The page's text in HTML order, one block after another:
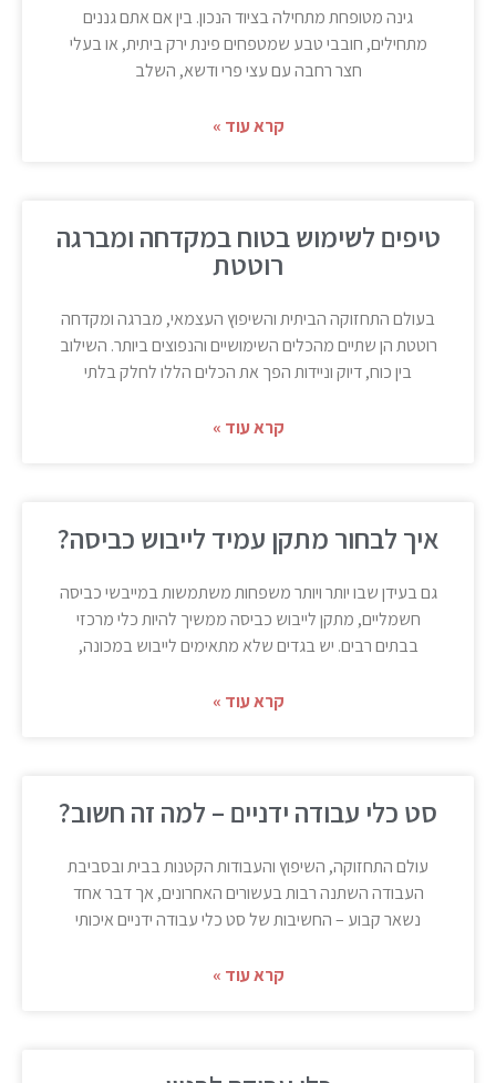
גינה מטופחת מתחילה בציוד הנכון. בין אם אתם גננים
מתחילים, חובבי טבע שמטפחים פינת ירק ביתית, או בעלי
חצר רחבה עם עצי פרי ודשא, השלב
קרא עוד »
טיפים לשימוש בטוח במקדחה ומברגה
רוטטת
בעולם התחזוקה הביתית והשיפוץ העצמאי, מברגה ומקדחה
רוטטת הן שתיים מהכלים השימושיים והנפוצים ביותר. השילוב
בין כוח, דיוק וניידות הפך את הכלים הללו לחלק בלתי
קרא עוד »
איך לבחור מתקן עמיד לייבוש כביסה?
גם בעידן שבו יותר ויותר משפחות משתמשות במייבשי כביסה
חשמליים, מתקן לייבוש כביסה ממשיך להיות כלי מרכזי
בבתים רבים. יש בגדים שלא מתאימים לייבוש במכונה,
קרא עוד »
סט כלי עבודה ידניים – למה זה חשוב?
עולם התחזוקה, השיפוץ והעבודות הקטנות בבית ובסביבת
העבודה השתנה רבות בעשורים האחרונים, אך דבר אחד
נשאר קבוע – החשיבות של סט כלי עבודה ידניים איכותי
קרא עוד »